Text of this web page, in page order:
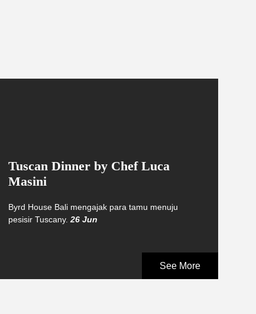
Tuscan Dinner by Chef Luca
Masini
Byrd House Bali mengajak para tamu menuju
pesisir Tuscany.26 Jun
See More